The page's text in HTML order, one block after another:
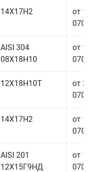
14Х17Н2
от
AISI 304
08Х18Н10
от
12Х18Н10Т
от
14Х17Н2
от
AISI 201
12Х15Г9НД
от